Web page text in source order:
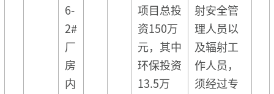
6-
2#
厂
房
内
项目总投
资150万
元，其中
环保投资
13.5万
射安全管
理人员以
及辐射工
作人员，
须经过专